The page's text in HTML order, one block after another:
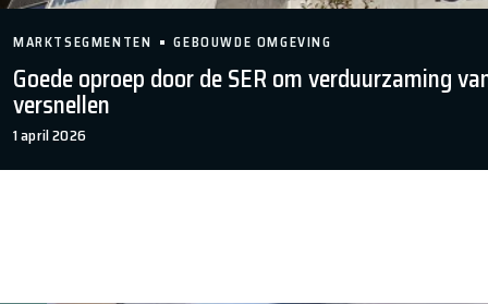
Goede oproep door de SER om verduurzaming
versnellen
1 april 2026
MARKTSEGMENTEN GEBOUWDE OMGEVING